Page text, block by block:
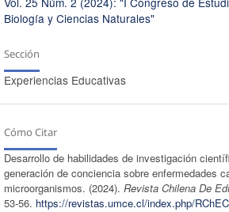
Biología y Ciencias Naturales"
Sección
Experiencias Educativas
Cómo Citar
Desarrollo de habilidades de investigación
generación de conciencia sobre enfermedades
microorganismos. (2024). Revista Chilena De
53-56. https://revistas.umce.cl/index.php/